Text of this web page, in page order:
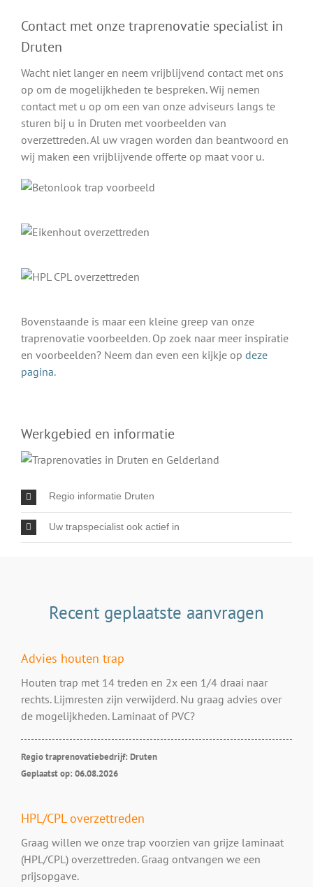
Contact met onze traprenovatie specialist in
Druten
Wacht niet langer en neem vrijblijvend contact met ons
op om de mogelijkheden te bespreken. Wij nemen
contact met u op om een van onze adviseurs langs te
sturen bij u in Druten met voorbeelden van
overzettreden. Al uw vragen worden dan beantwoord en
wij maken een vrijblijvende offerte op maat voor u.
Bovenstaande is maar een kleine greep van onze
traprenovatie voorbeelden. Op zoek naar meer inspiratie
en voorbeelden? Neem dan even een kijkje op deze
pagina.
Werkgebied en informatie
Regio informatie Druten
Uw trapspecialist ook actief in
Recent geplaatste aanvragen
Advies houten trap
Houten trap met 14 treden en 2x een 1/4 draai naar
rechts. Lijmresten zijn verwijderd. Nu graag advies over
de mogelijkheden. Laminaat of PVC?
Regio traprenovatiebedrijf: Druten
Geplaatst op: 06.08.2026
HPL/CPL overzettreden
Graag willen we onze trap voorzien van grijze laminaat
(HPL/CPL) overzettreden. Graag ontvangen we een
prijsopgave.